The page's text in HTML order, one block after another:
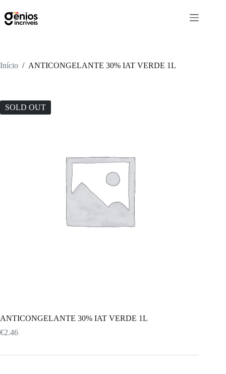
Início / ANTICONGELANTE 30% IAT VERDE 1L
SOLD OUT
ANTICONGELANTE 30% IAT VERDE 1L
€2.46